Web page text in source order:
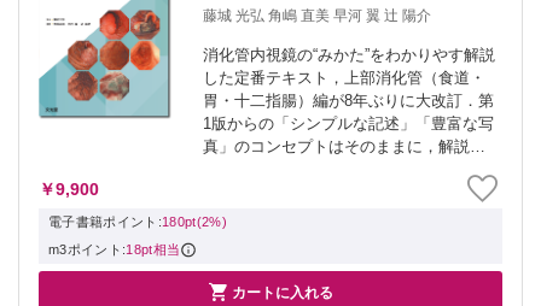
藤城 光弘 角嶋 直美 早河 翼 辻 陽介
消化管内視鏡の“みかた”をわかりやす解説
した定番テキスト，上部消化管（食道・
胃・十二指腸）編が8年ぶりに大改訂．第
1版からの「シンプルな記述」「豊富な写
真」のコンセプトはそのままに，解説と
癌など新たな疾患も追加．H. pylori 感染
に基づく胃炎分類も整理され，...
￥9,900
電子書籍ポイント:180pt(2%)
m3ポイント:18pt相当
 カートに入れる